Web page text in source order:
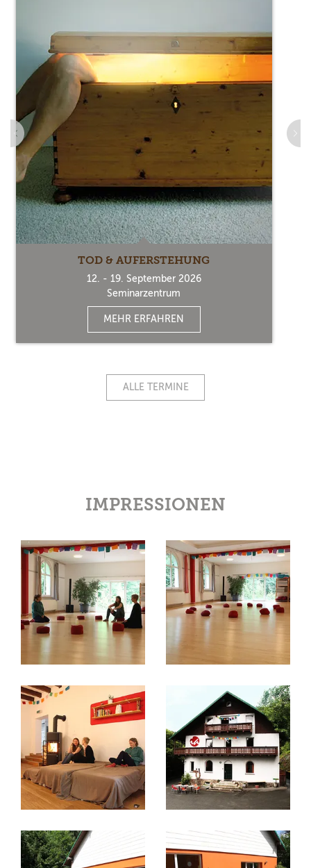
TOD & AUFERSTEHUNG
12. - 19. September 2026
Seminarzentrum
MEHR ERFAHREN
ALLE TERMINE
IMPRESSIONEN